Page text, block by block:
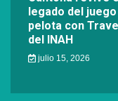
legado del juego
pelota con
del INAH
julio 15, 2026